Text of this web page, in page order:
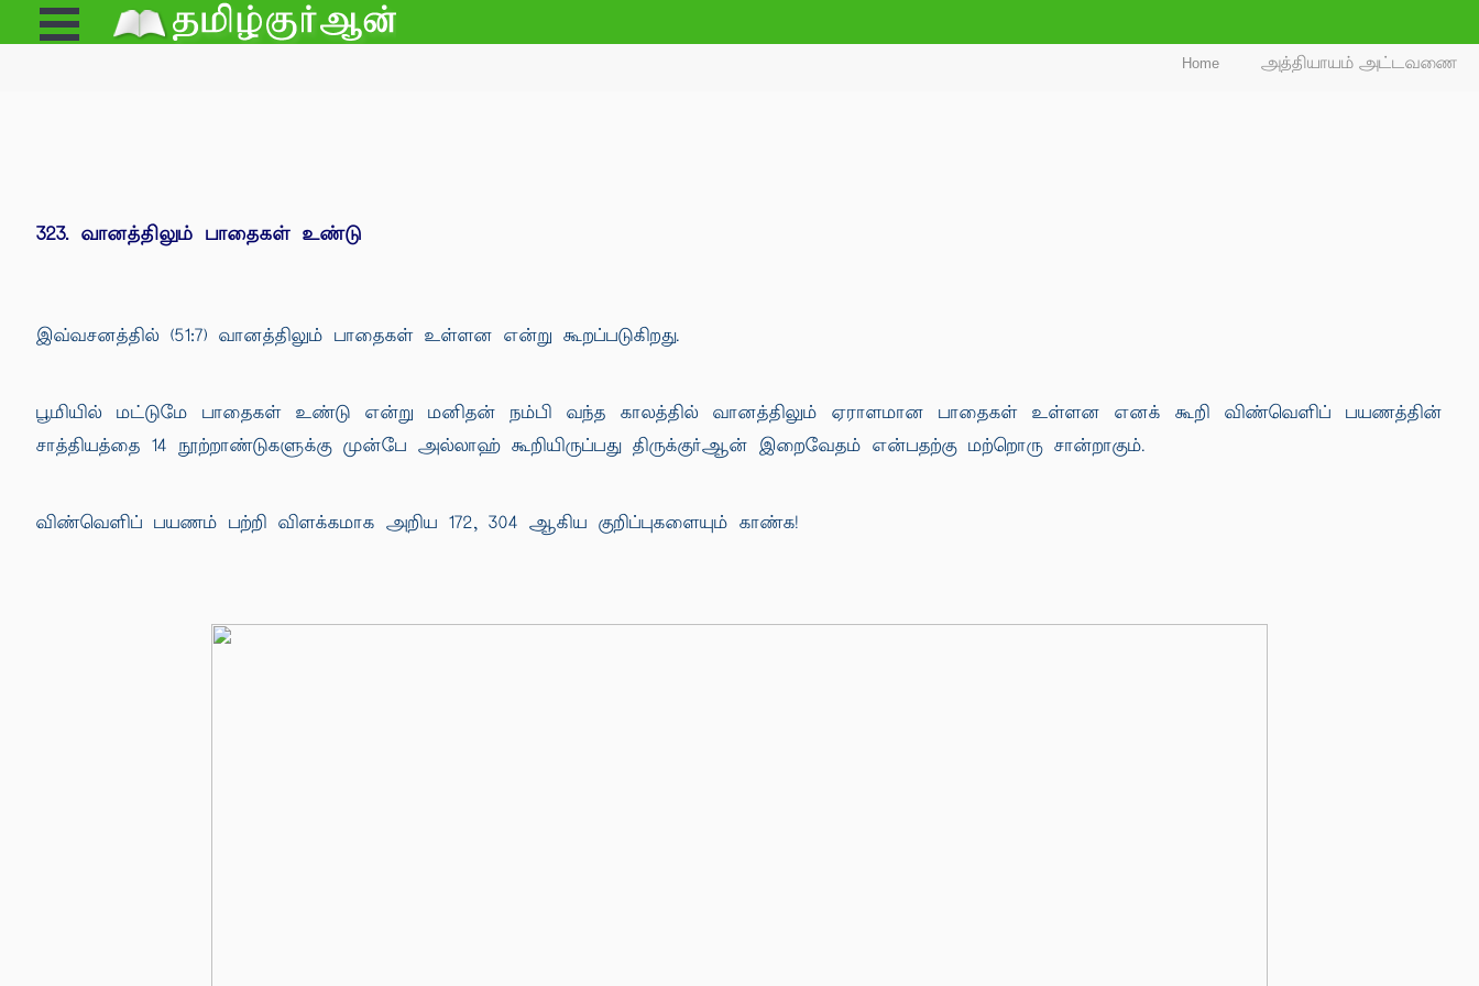
Open
Menu
Home அத்தியாயம் அட்டவணை
323. வானத்திலும் பாதைகள் உண்டு
இவ்வசனத்தில் (51:7) வானத்திலும் பாதைகள் உள்ளன என்று கூறப்படுகிறது.
பூமியில் மட்டுமே பாதைகள் உண்டு என்று மனிதன் நம்பி வந்த காலத்தில் வானத்திலும் ஏராளமான பாதைகள் உள்ளன எனக் கூறி விண்வெளிப் பயணத்தின்
சாத்தியத்தை 14 நூற்றாண்டுகளுக்கு முன்பே அல்லாஹ் கூறியிருப்பது திருக்குர்ஆன் இறைவேதம் என்பதற்கு மற்றொரு சான்றாகும்.
விண்வெளிப் பயணம் பற்றி விளக்கமாக அறிய 172, 304 ஆகிய குறிப்புகளையும் காண்க!